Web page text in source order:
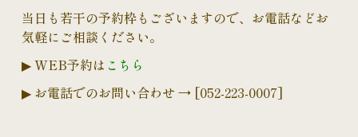
当日も若干の予約枠もございますので、お電話などお
気軽にご相談ください。
▶ WEB予約は こちら
▶ お電話でのお問い合わせ → [052-223-0007]